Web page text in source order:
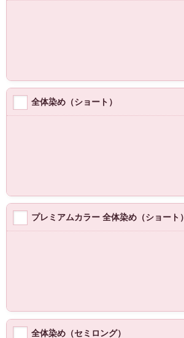
全体染め（ショート）
プレミアムカラー 全体染め（ショート）
全体染め（セミロング）